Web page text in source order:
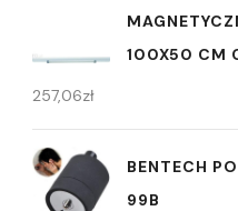
100X50 CM
257,06zł
BENTECH
99B